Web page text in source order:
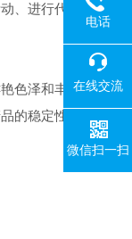
、进行代
色泽和丰
的稳定性
电话
在线交流
微信扫一扫